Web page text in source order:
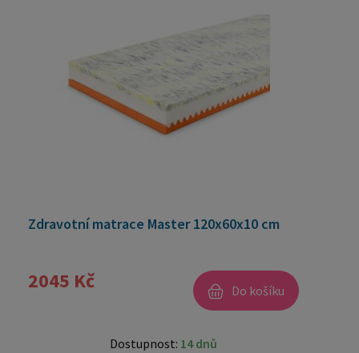
Zdravotní matrace Master 120x60x10 cm
2045 Kč Do košíku
Dostupnost: 14 dnů